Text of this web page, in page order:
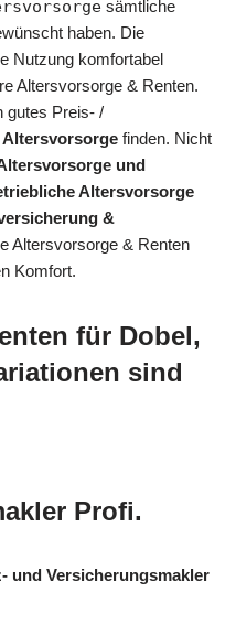
sämtliche
haben. Die
Nutzung komfortabel
Altersvorsorge & Renten.
gutes Preis- /
Altersvorsorge finden. Nicht
und
Altersvorsorge
&
Altersvorsorge & Renten
Komfort.
für Dobel,
sind
Profi.
und Versicherungsmakler